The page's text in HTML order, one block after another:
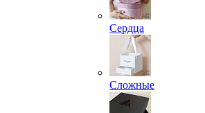
Сердца
Сложные